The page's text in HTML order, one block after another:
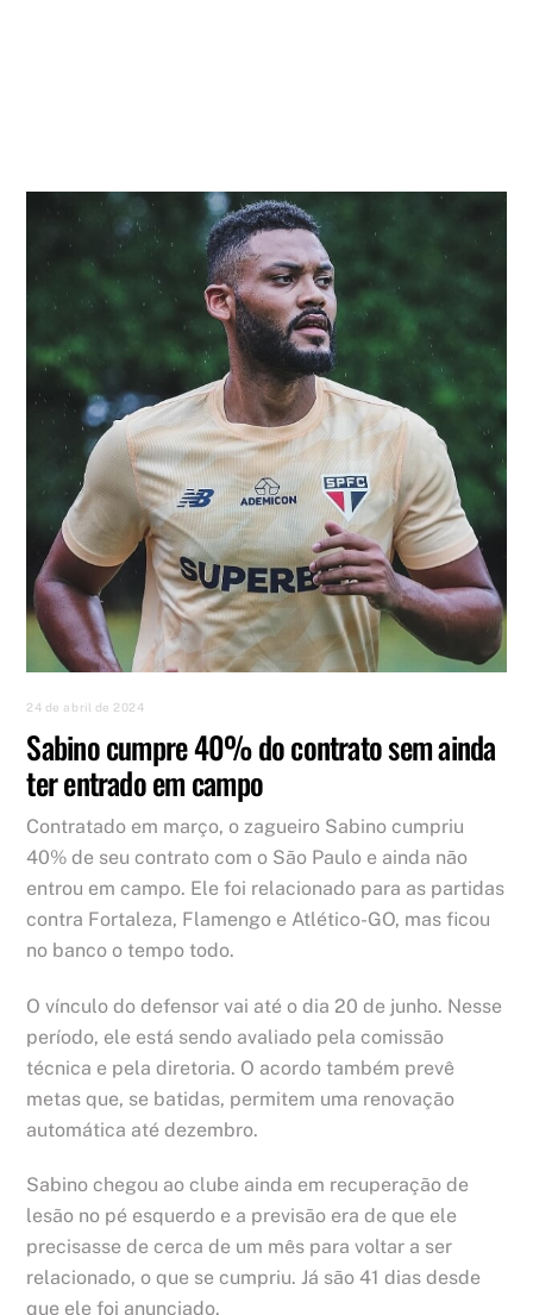
24 de abril de 2024
Sabino cumpre 40% do contrato sem ainda
ter entrado em campo
Contratado em março, o zagueiro Sabino cumpriu
40% de seu contrato com o São Paulo e ainda não
entrou em campo. Ele foi relacionado para as partidas
contra Fortaleza, Flamengo e Atlético-GO, mas ficou
no banco o tempo todo.
O vínculo do defensor vai até o dia 20 de junho. Nesse
período, ele está sendo avaliado pela comissão
técnica e pela diretoria. O acordo também prevê
metas que, se batidas, permitem uma renovação
automática até dezembro.
Sabino chegou ao clube ainda em recuperação de
lesão no pé esquerdo e a previsão era de que ele
precisasse de cerca de um mês para voltar a ser
relacionado, o que se cumpriu. Já são 41 dias desde
que ele foi anunciado.